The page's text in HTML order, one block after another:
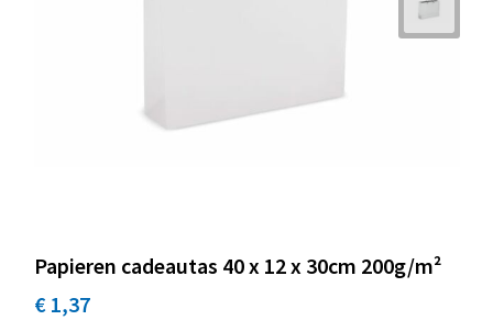
Papieren cadeautas 40 x 12 x 30cm 200g/m²
€ 1,37